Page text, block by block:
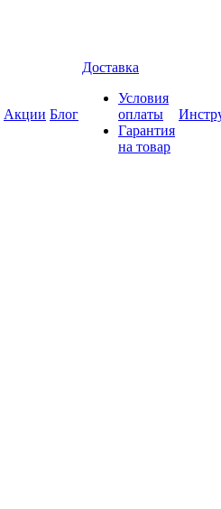
Акции Блог
Доставка
Условия
оплаты
Гарантия
на товар